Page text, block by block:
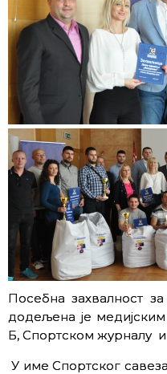
Посебна захвалност
додељена је
Б, Спортском журналу и
У име Спортског